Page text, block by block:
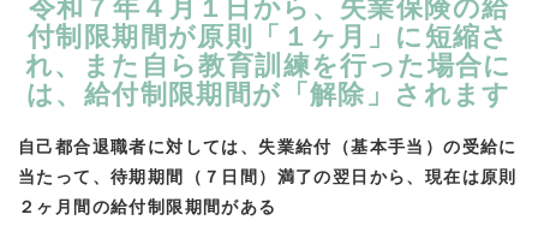
付制限期間が原則「１ヶ月」に短縮さ
れ、また自ら教育訓練を行った場合に
は、給付制限期間が「解除」されます
自己都合退職者に対しては、失業給付（基本手当）の受給に
当たって、待期期間（７日間）満了の翌日から、現在は原則
２ヶ月間の給付制限期間がある